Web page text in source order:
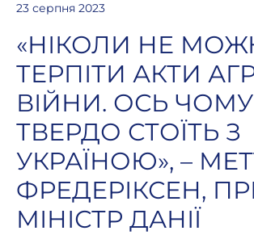
23 серпня 2023
«НІКОЛИ НЕ
ТЕРПІТИ АКТИ
ВІЙНИ. ОСЬ
ТВЕРДО СТОЇТЬ З
УКРАЇНОЮ», –
ФРЕДЕРІКСЕН,
МІНІСТР ДАНІЇ